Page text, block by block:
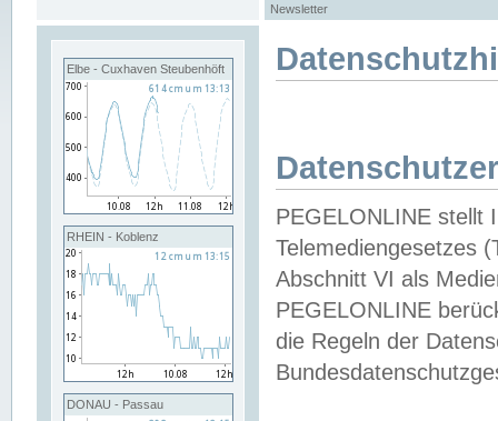
Newsletter
Elbe - Cuxhaven Steubenhöft
RHEIN - Koblenz
DONAU - Passau
PEGELONLINE stellt
Telemediengesetzes
Abschnitt VI als
PEGELONLINE
die Regeln der